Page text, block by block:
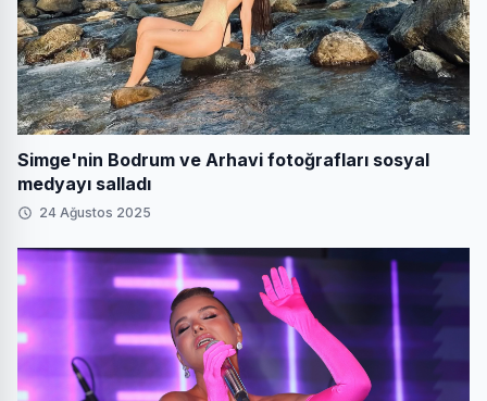
Simge'nin Bodrum ve Arhavi fotoğrafları sosyal
medyayı salladı
24 Ağustos 2025